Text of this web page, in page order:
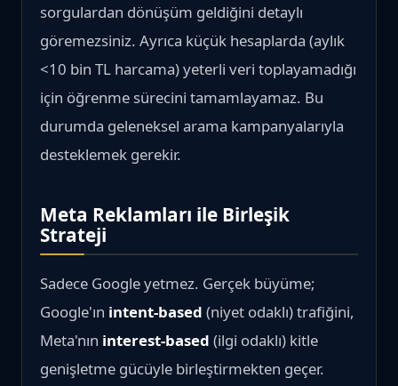
sorgulardan dönüşüm geldiğini detaylı
göremezsiniz. Ayrıca küçük hesaplarda (aylık
<10 bin TL harcama) yeterli veri toplayamadığı
için öğrenme sürecini tamamlayamaz. Bu
durumda geleneksel arama kampanyalarıyla
desteklemek gerekir.
Meta Reklamları ile Birleşik
Strateji
Sadece Google yetmez. Gerçek büyüme;
Google'ın intent-based (niyet odaklı) trafiğini,
Meta'nın interest-based (ilgi odaklı) kitle
genişletme gücüyle birleştirmekten geçer.